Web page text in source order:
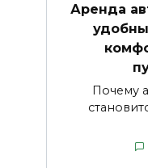
Аренда
Почему